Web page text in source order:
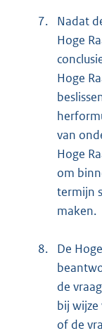
7.
Nadat
Hoge
Hoge
van
Hoge
om
termijn
maken.
8.
De
de
bij wijze
of de